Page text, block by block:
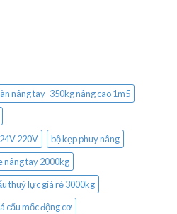
nâng tay 350kg nâng cao 1m5
220V
bộ kẹp phuy nâng
nâng tay 2000kg
thuỷ lực giá rẻ 3000kg
cẩu mốc động cơ